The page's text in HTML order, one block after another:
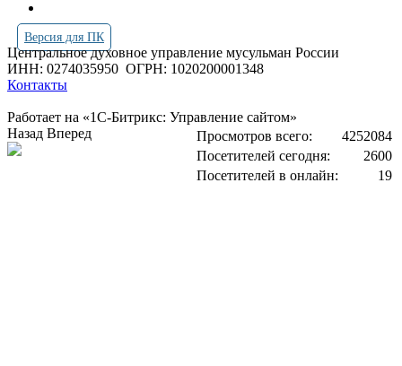
Версия для ПК
Центральное духовное управление мусульман России
ИНН: 0274035950 ОГРН: 1020200001348
Контакты
Работает на «1С-Битрикс: Управление сайтом»
Просмотров всего:
4252084
Посетителей сегодня:
2600
Посетителей в онлайн:
19
Назад Вперед